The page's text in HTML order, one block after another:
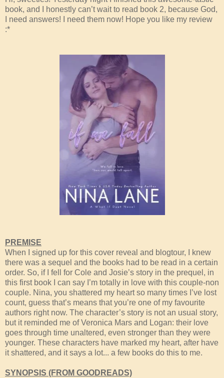
book, and I honestly can’t wait to read book 2, because God,
I need answers! I need them now! Hope you like my review
:*
PREMISE
When I signed up for this cover reveal and blogtour, I knew
there was a sequel and the books had to be read in a certain
order. So, if I fell for Cole and Josie’s story in the prequel, in
this first book I can say I’m totally in love with this couple-non
couple. Nina, you shattered my heart so many times I’ve lost
count, guess that’s means that you’re one of my favourite
authors right now. The character’s story is not an usual story,
but it reminded me of Veronica Mars and Logan: their love
goes through time unaltered, even stronger than they were
younger. These characters have marked my heart, after have
it shattered, and it says a lot... a few books do this to me.
SYNOPSIS (FROM GOODREADS)